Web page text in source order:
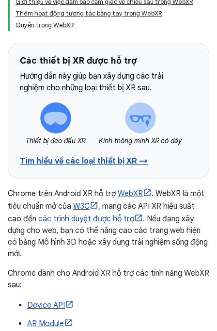
Giới thiệu về việc đảm bảo cảm giác về chiều sâu trong WebXR
Thêm hoạt động tương tác bằng tay trong WebXR
Quyền trong WebXR
Các thiết bị XR được hỗ trợ
Hướng dẫn này giúp bạn xây dựng các trải
nghiệm cho những loại thiết bị XR sau.
Thiết bị đeo đầu XR Kính thông minh XR có dây
Tìm hiểu về các loại thiết bị XR →
Chrome trên Android XR hỗ trợWebXR
. WebXR là một
tiêu chuẩn mở của W3C
, mang các API XR hiệu suất
cao đến các trình duyệt được hỗ trợ
. Nếu đang xây
dựng cho web, bạn có thể nâng cao các trang web hiện
có bằng Mô hình 3D hoặc xây dựng trải nghiệm sống động
mới.
Chrome dành cho Android XR hỗ trợ các tính năng WebXR
sau:
Device API
AR Module